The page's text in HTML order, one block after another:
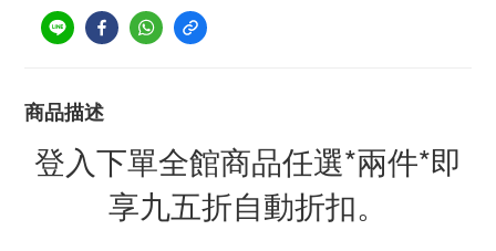
商品描述
登入下單全館商品任選*兩件*即
享九五折自動折扣。